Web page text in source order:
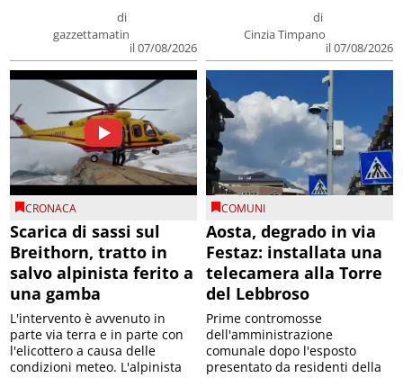
di
gazzettamatin
il 07/08/2026
di
Cinzia Timpano
il 07/08/2026
CRONACA
Scarica di sassi sul
Breithorn, tratto in
salvo alpinista ferito a
una gamba
L'intervento è avvenuto in
parte via terra e in parte con
l'elicottero a causa delle
condizioni meteo. L'alpinista
COMUNI
Aosta, degrado in via
Festaz: installata una
telecamera alla Torre
del Lebbroso
Prime contromosse
dell'amministrazione
comunale dopo l'esposto
presentato da residenti della